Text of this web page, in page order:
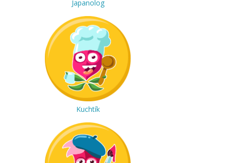
Japanolog
Kuchtík